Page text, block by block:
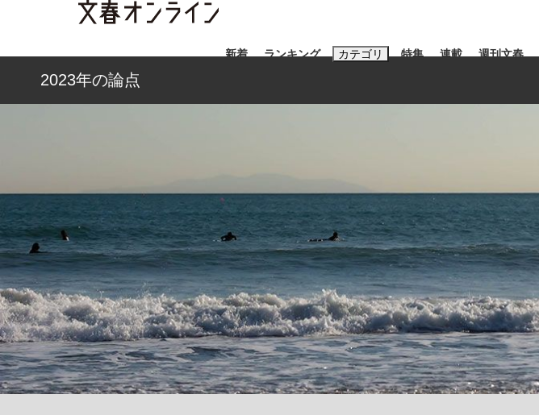
新着 ランキング カテゴリ
「90%は失敗する。でも…」本田圭佑が初めて明かした日本代表監督に...
特集
終戦から81年
連載 週刊文春
#藤田晋 #三山凌輝 #高市早苗 #後藤真希
#玉木雄一郎
#亀和田武
2023年の論点